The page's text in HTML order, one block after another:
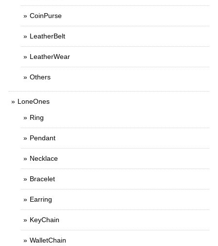
CoinPurse
LeatherBelt
LeatherWear
Others
LoneOnes
Ring
Pendant
Necklace
Bracelet
Earring
KeyChain
WalletChain